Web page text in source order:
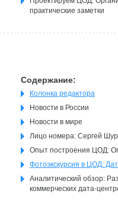
практические заметки
Содержание:
Колонка редактора
Новости в России
Новости в мире
Лицо номера: Сергей
Опыт построения ЦОД:
Фотоэкскурсия в ЦОД:
Аналитический обзор:
коммерческих дата-